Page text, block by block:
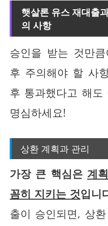
햇살론 유스 재대출
의 사항
승인을 받는 것만
후 주의해야 할 사
후 통과했다고 해
명심하세요!
상환 계획과 관리
가장 큰 핵심은 계
꼼히 지키는 것입니
출이 승인되면, 상